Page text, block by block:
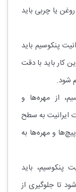
یا چربی باید
پنکوسیم باید
کار باید با دقت
شود.
از مهره‌ها و
ایرانیت به سطح
و مهره‌ها به
پنکوسیم، باید
تا جلوگیری از